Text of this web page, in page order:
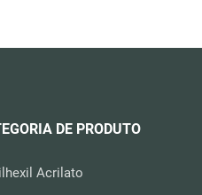
DE PRODUTO
Acrilato